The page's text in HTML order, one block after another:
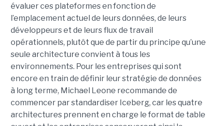
évaluer ces plateformes en fonction de
l’emplacement actuel de leurs données, de leurs
développeurs et de leurs flux de travail
opérationnels, plutôt que de partir du principe qu’une
seule architecture convient à tous les
environnements. Pour les entreprises qui sont
encore en train de définir leur stratégie de données
à long terme, Michael Leone recommande de
commencer par standardiser Iceberg, car les quatre
architectures prennent en charge le format de table